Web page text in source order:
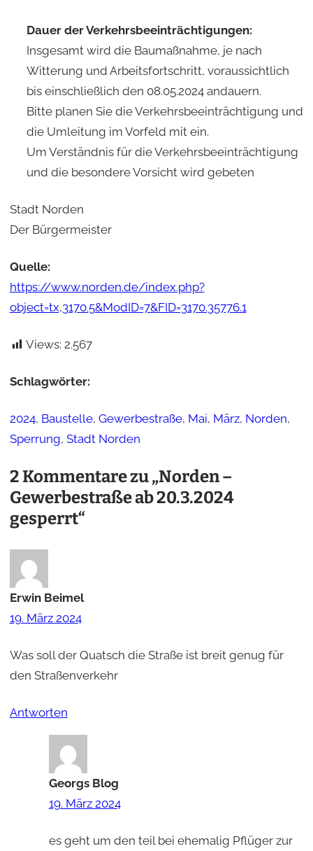
Dauer der Verkehrsbeeinträchtigungen:
Insgesamt wird die Baumaßnahme, je nach
Witterung und Arbeitsfortschritt, voraussichtlich
bis einschließlich den 08.05.2024 andauern.
Bitte planen Sie die Verkehrsbeeinträchtigung und
die Umleitung im Vorfeld mit ein.
Um Verständnis für die Verkehrsbeeinträchtigung
und die besondere Vorsicht wird gebeten
Stadt Norden
Der Bürgermeister
Quelle:
https://www.norden.de/index.php?
object=tx,3170.5&ModID=7&FID=3170.35776.1
Views: 2.567
Schlagwörter:
2024, Baustelle, Gewerbestraße, Mai, März, Norden
Sperrung, Stadt Norden
2 Kommentare zu „Norden –
Gewerbestraße ab 20.3.2024
gesperrt“
Erwin Beimel
19. März 2024
Was soll der Quatsch die Straße ist breit genug für
den Straßenverkehr
Antworten
Georgs Blog
19. März 2024
es geht um den teil bei ehemalig Pflüger zur